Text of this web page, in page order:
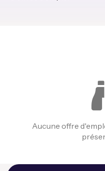
Aucune offre